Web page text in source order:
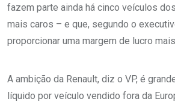
fazem parte ainda há cinco veículos
mais caros – e que, segundo o
proporcionar uma margem de lucro
A ambição da Renault, diz o VP, é
líquido por veículo vendido fora da